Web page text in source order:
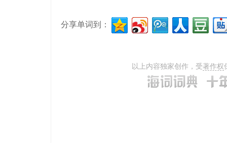
分享单词到：
以上内容独家创作，受著作权